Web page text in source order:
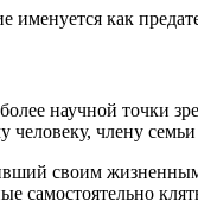
как
научной точки
человеку, члену
своим
самостоятельно